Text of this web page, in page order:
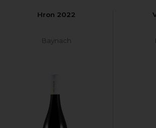
Hron 2022
Baynach